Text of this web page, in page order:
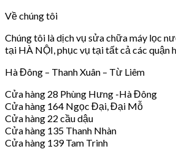
Về chúng tôi
Chúng tôi là dịch vụ sửa chữa máy lọc
tại HÀ NỘI, phục vụ tại tất cả các quận
Hà Đông – Thanh Xuân – Từ Liêm
Cửa hàng 28 Phùng Hưng -Hà Đông
Cửa hàng 164 Ngọc Đại, Đại Mỗ
Cửa hàng 22 cầu dậu
Cửa hàng 135 Thanh Nhàn
Cửa hàng 139 Tam Trinh